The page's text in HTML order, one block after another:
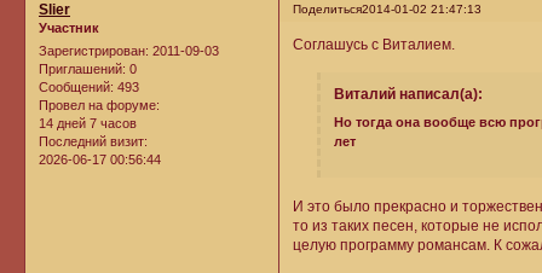
Поделиться2014-01-02 21:47:13
Slier
Участник
Зарегистрирован: 2011-09-03
Приглашений: 0
Сообщений: 493
Провел на форуме:
14 дней 7 часов
Последний визит:
2026-06-17 00:56:44
Соглашусь с Виталием.
Виталий написал(а):
Но тогда она вообще всю
лет
И это было прекрасно и
то из таких песен, которые не
целую программу романсам. К